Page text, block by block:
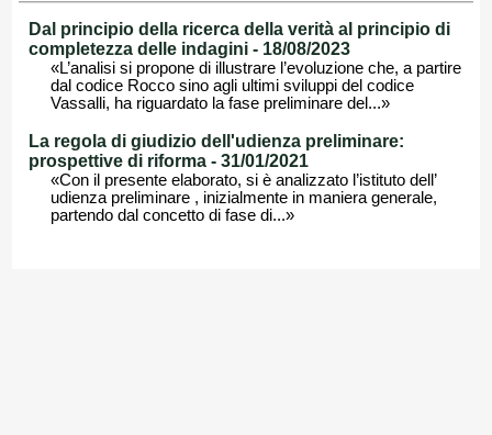
Dal principio della ricerca della verità al principio di
completezza delle indagini - 18/08/2023
«L’analisi si propone di illustrare l’evoluzione che, a partire
dal codice Rocco sino agli ultimi sviluppi del codice
Vassalli, ha riguardato la fase preliminare del...»
La regola di giudizio dell'udienza preliminare:
prospettive di riforma - 31/01/2021
«Con il presente elaborato, si è analizzato l’istituto dell’
udienza preliminare , inizialmente in maniera generale,
partendo dal concetto di fase di...»